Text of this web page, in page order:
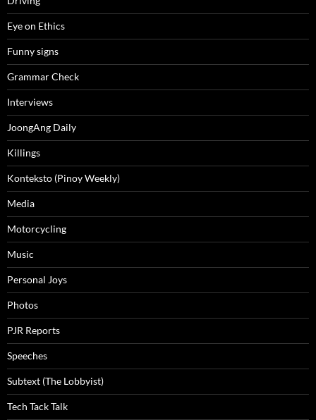
Eye on Ethics
Funny signs
Grammar Check
Interviews
JoongAng Daily
Killings
Konteksto (Pinoy Weekly)
Media
Motorcycling
Music
Personal Joys
Photos
PJR Reports
Speeches
Subtext (The Lobbyist)
Tech Tack Talk